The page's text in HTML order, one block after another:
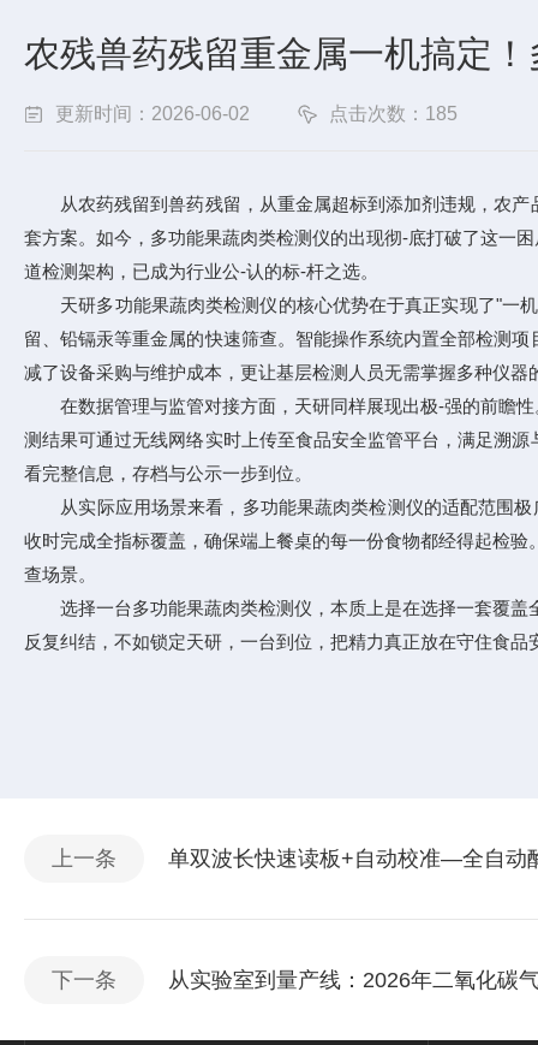
农残兽药残留重金属一机搞定
更新时间：2026-06-02 点击次数：185
从农药残留到兽药残留，从重金属超标到添加剂违规，农产
套方案。如今， 多功能果蔬肉类检测仪的出现彻-底打破了这一
道检测架构，已成为行业公-认的标-杆之选。
天研多功能果蔬肉类检测仪的核心优势在于真正实现了"一机
留、铅镉汞等重金属的快速筛查。智能操作系统内置全部检测
减了设备采购与维护成本，更让基层检测人员无需掌握多种仪器
在数据管理与监管对接方面，天研同样展现出极-强的前瞻性
测结果可通过无线网络实时上传至食品安全监管平台，满足溯
看完整信息，存档与公示一步到位。
从实际应用场景来看，多功能果蔬肉类检测仪的适配范围极
收时完成全指标覆盖，确保端上餐桌的每一份食物都经得起检
查场景。
选择一台多功能果蔬肉类检测仪，本质上是在选择一套覆盖
反复纠结，不如锁定天研，一台到位，把精力真正放在守住食品
上一条 单双波长快速读板+自动校准—全自动
下一条 从实验室到量产线：2026年二氧化碳